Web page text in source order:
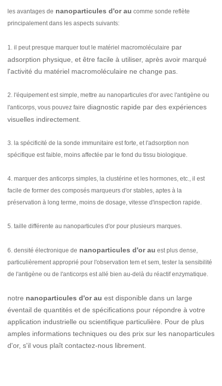
les avantages de nanoparticules d'or au comme sonde reflète
principalement dans les aspects suivants:
1. il peut presque marquer tout le matériel macromoléculaire par
adsorption physique, et être facile à utiliser, après avoir marqué
l'activité du matériel macromoléculaire ne change pas.
2. l'équipement est simple, mettre au nanoparticules d'or avec l'antigène ou
l'anticorps, vous pouvez faire diagnostic rapide par des expériences
visuelles indirectement.
3. la spécificité de la sonde immunitaire est forte, et l'adsorption non
spécifique est faible, moins affectée par le fond du tissu biologique.
4. marquer des anticorps simples, la clustérine et les hormones, etc., il est
facile de former des composés marqueurs d'or stables, aptes à la
préservation à long terme, moins de dosage, vitesse d'inspection rapide.
5. taille différente au nanoparticules d'or pour plusieurs marques.
6. densité électronique de nanoparticules d'or au est plus dense,
particulièrement approprié pour l'observation tem et sem, tester la sensibilité
de l'antigène ou de l'anticorps est allé bien au-delà du réactif enzymatique.
notre nanoparticules d'or au est disponible dans un large
éventail de quantités et de spécifications pour répondre à votre
application industrielle ou scientifique particulière. Pour de plus
amples informations techniques ou des prix sur les nanoparticules
d'or, s'il vous plaît contactez-nous librement.